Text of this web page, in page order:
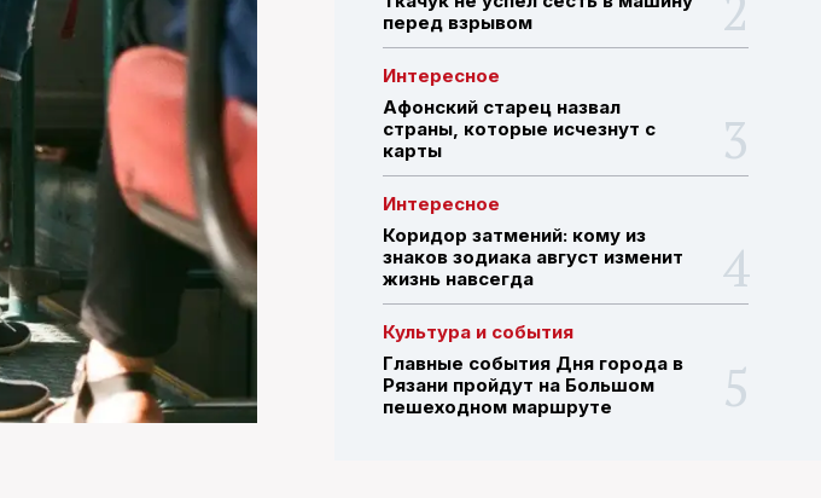
ПОИСК ПО САЙТУ
перед взрывом
Интересное
Афонский старец назвал
страны, которые исчезнут с
карты
Интересное
Коридор затмений: кому из
знаков зодиака август изменит
жизнь навсегда
Культура и события
Главные события Дня города в
Рязани пройдут на Большом
пешеходном маршруте